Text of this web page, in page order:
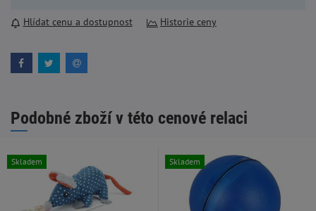
Hlídat cenu a dostupnost Historie ceny
Podobné zboží v této cenové relaci
Skladem Skladem